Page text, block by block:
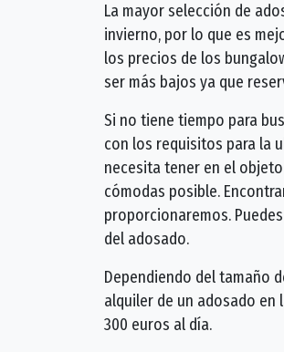
La mayor selección de
invierno, por lo que es
los precios de los
ser más bajos ya que
Si no tiene tiempo para
con los requisitos para la
necesita tener en el
cómodas posible.
proporcionaremos.
del adosado.
Dependiendo del tamaño
alquiler de un adosado en
300 euros al día.